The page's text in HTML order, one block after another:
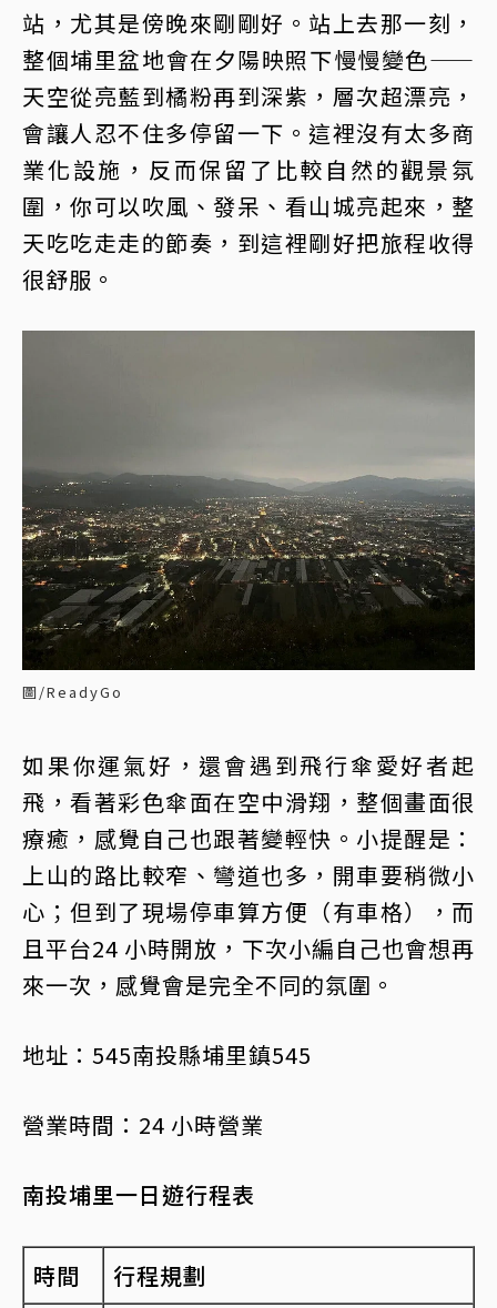
站，尤其是傍晚來剛剛好。站上去那一刻，
整個埔里盆地會在夕陽映照下慢慢變色——
天空從亮藍到橘粉再到深紫，層次超漂亮，
會讓人忍不住多停留一下。這裡沒有太多商
業化設施，反而保留了比較自然的觀景氛
圍，你可以吹風、發呆、看山城亮起來，整
天吃吃走走的節奏，到這裡剛好把旅程收得
很舒服。
圖/ReadyGo
如果你運氣好，還會遇到飛行傘愛好者起
飛，看著彩色傘面在空中滑翔，整個畫面很
療癒，感覺自己也跟著變輕快。小提醒是：
上山的路比較窄、彎道也多，開車要稍微小
心；但到了現場停車算方便（有車格），而
且平台24 小時開放，下次小編自己也會想再
來一次，感覺會是完全不同的氛圍。
地址：545南投縣埔里鎮545
營業時間：24 小時營業
南投埔里一日遊行程表
時間 行程規劃